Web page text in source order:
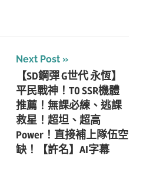
Next Post
【SD鋼彈 G世代 永恆】
平民戰神！T0 SSR機體
推薦！無課必練、逃課
救星！超坦、超高
Power！直接補上隊伍空
缺！【許名】AI字幕